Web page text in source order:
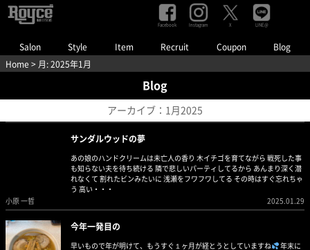
Salon Style Item Recruit Coupon Blog
Facebook Instagram X LINE@
Home > 月: 2025年1月
Blog
アーカイブ：1月2025
サンダルウッドの夢
あの娘のハンドクリームは未亡人の香り 木イチゴを育てながら 戦死した事
も知らない夫を待ち続ける 隣で悲しいパーティしてるから あんまり深く潜
れなくて 割れたビンみたいに 浅瀬をフワフワしてる その時はすぐ忘れちゃ
う 高い・・・
小原 一哲
2025.01.29
今年一発目の
早いもので年が明けて、もうすぐ１ヶ月が経とうとしていますね
年末に